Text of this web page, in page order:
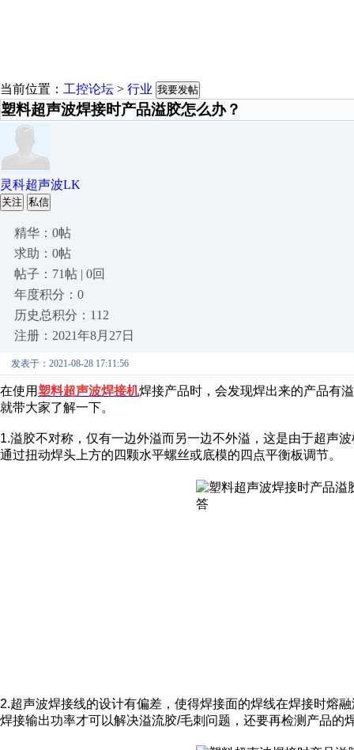
当前位置： 工控论坛 > 行业 我要发帖
塑料超声波焊接时产品溢胶怎么办？
灵科超声波LK
关注 私信
精华：0帖
求助：0帖
帖子：71帖 | 0回
年度积分：0
历史总积分：112
注册：2021年8月27日
发表于：2021-08-28 17:11:56
在使用塑料超声波焊接机焊接产品时，会发现焊出来的产品有
就带大家了解一下。
1.溢胶不对称，仅有一边外溢而另一边不外溢，这是由于超声
通过扭动焊头上方的四颗水平螺丝或底模的四点平衡板调节。
2.超声波焊接线的设计有偏差，使得焊接面的焊线在焊接时熔
焊接输出功率才可以解决溢流胶/毛刺问题，还要再检测产品的